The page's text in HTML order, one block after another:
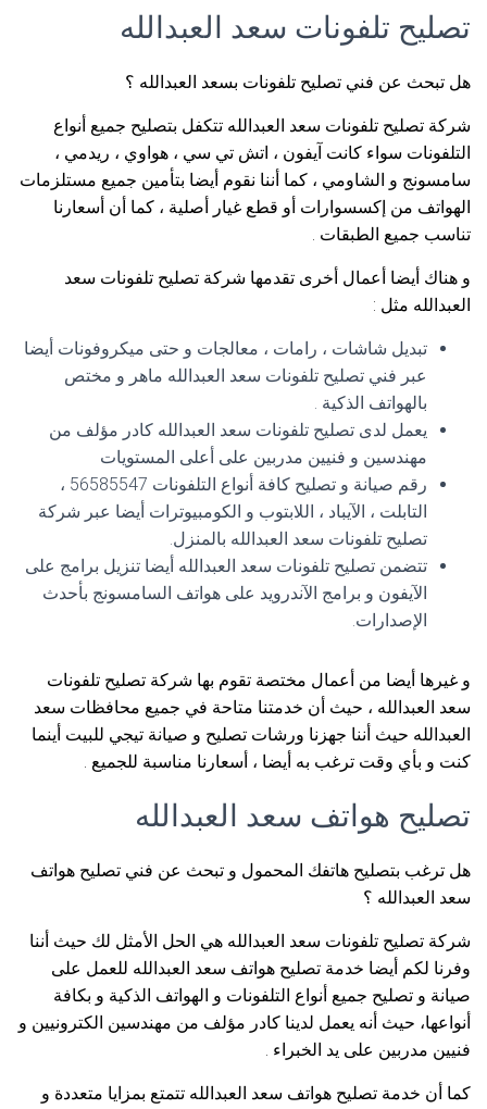
تصليح تلفونات سعد العبدالله
هل تبحث عن فني تصليح تلفونات بسعد العبدالله ؟
شركة تصليح تلفونات سعد العبدالله تتكفل بتصليح جميع أنواع
التلفونات سواء كانت آيفون ، اتش تي سي ، هواوي ، ريدمي ،
سامسونج و الشاومي ، كما أننا نقوم أيضا بتأمين جميع مستلزمات
الهواتف من إكسسوارات أو قطع غيار أصلية ، كما أن أسعارنا
تناسب جميع الطبقات .
و هناك أيضا أعمال أخرى تقدمها شركة تصليح تلفونات سعد
العبدالله مثل :
تبديل شاشات ، رامات ، معالجات و حتى ميكروفونات أيضا
عبر فني تصليح تلفونات سعد العبدالله ماهر و مختص
بالهواتف الذكية .
يعمل لدى تصليح تلفونات سعد العبدالله كادر مؤلف من
مهندسين و فنيين مدربين على أعلى المستويات
رقم صيانة و تصليح كافة أنواع التلفونات 56585547 ،
التابلت ، الآيباد ، اللابتوب و الكومبيوترات أيضا عبر شركة
تصليح تلفونات سعد العبدالله بالمنزل.
تتضمن تصليح تلفونات سعد العبدالله أيضا تنزيل برامج على
الآيفون و برامج الآندرويد على هواتف السامسونج بأحدث
الإصدارات.
و غيرها أيضا من أعمال مختصة تقوم بها شركة تصليح تلفونات
سعد العبدالله ، حيث أن خدمتنا متاحة في جميع محافظات سعد
العبدالله حيث أننا جهزنا ورشات تصليح و صيانة تيجي للبيت أينما
كنت و بأي وقت ترغب به أيضا ، أسعارنا مناسبة للجميع .
تصليح هواتف سعد العبدالله
هل ترغب بتصليح هاتفك المحمول و تبحث عن فني تصليح هواتف
سعد العبدالله ؟
شركة تصليح تلفونات سعد العبدالله هي الحل الأمثل لك حيث أننا
وفرنا لكم أيضا خدمة تصليح هواتف سعد العبدالله للعمل على
صيانة و تصليح جميع أنواع التلفونات و الهواتف الذكية و بكافة
أنواعها، حيث أنه يعمل لدينا كادر مؤلف من مهندسين الكترونيين و
فنيين مدربين على يد الخبراء .
كما أن خدمة تصليح هواتف سعد العبدالله تتمتع بمزايا متعددة و